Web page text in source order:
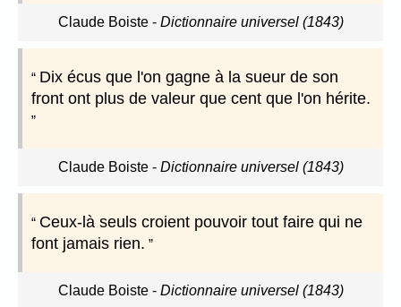
Claude Boiste- Dictionnaire universel (1843)
Dix écus que l'on gagne à la sueur de son
front ont plus de valeur que cent que l'on hérite.
Claude Boiste- Dictionnaire universel (1843)
Ceux-là seuls croient pouvoir tout faire qui ne
font jamais rien.
Claude Boiste- Dictionnaire universel (1843)